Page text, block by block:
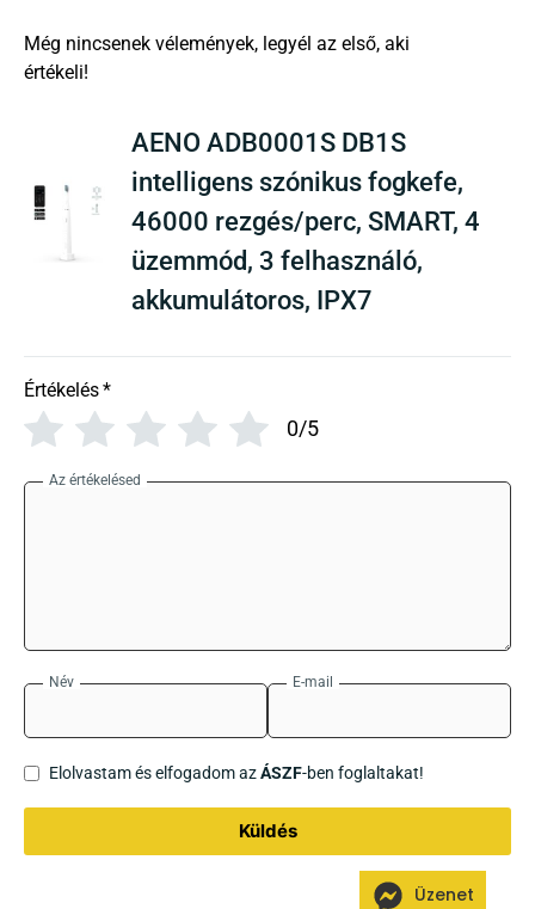
AENO ADB0001S DB1S
intelligens szónikus fogkefe,
46000 rezgés/perc, SMART, 4
üzemmód, 3 felhasználó,
akkumulátoros, IPX7
Értékelés*
0/5
Az értékelésed
Név E-mail
Elolvastam és elfogadom azÁSZF-ben foglaltakat!
Küldés
Üzenet